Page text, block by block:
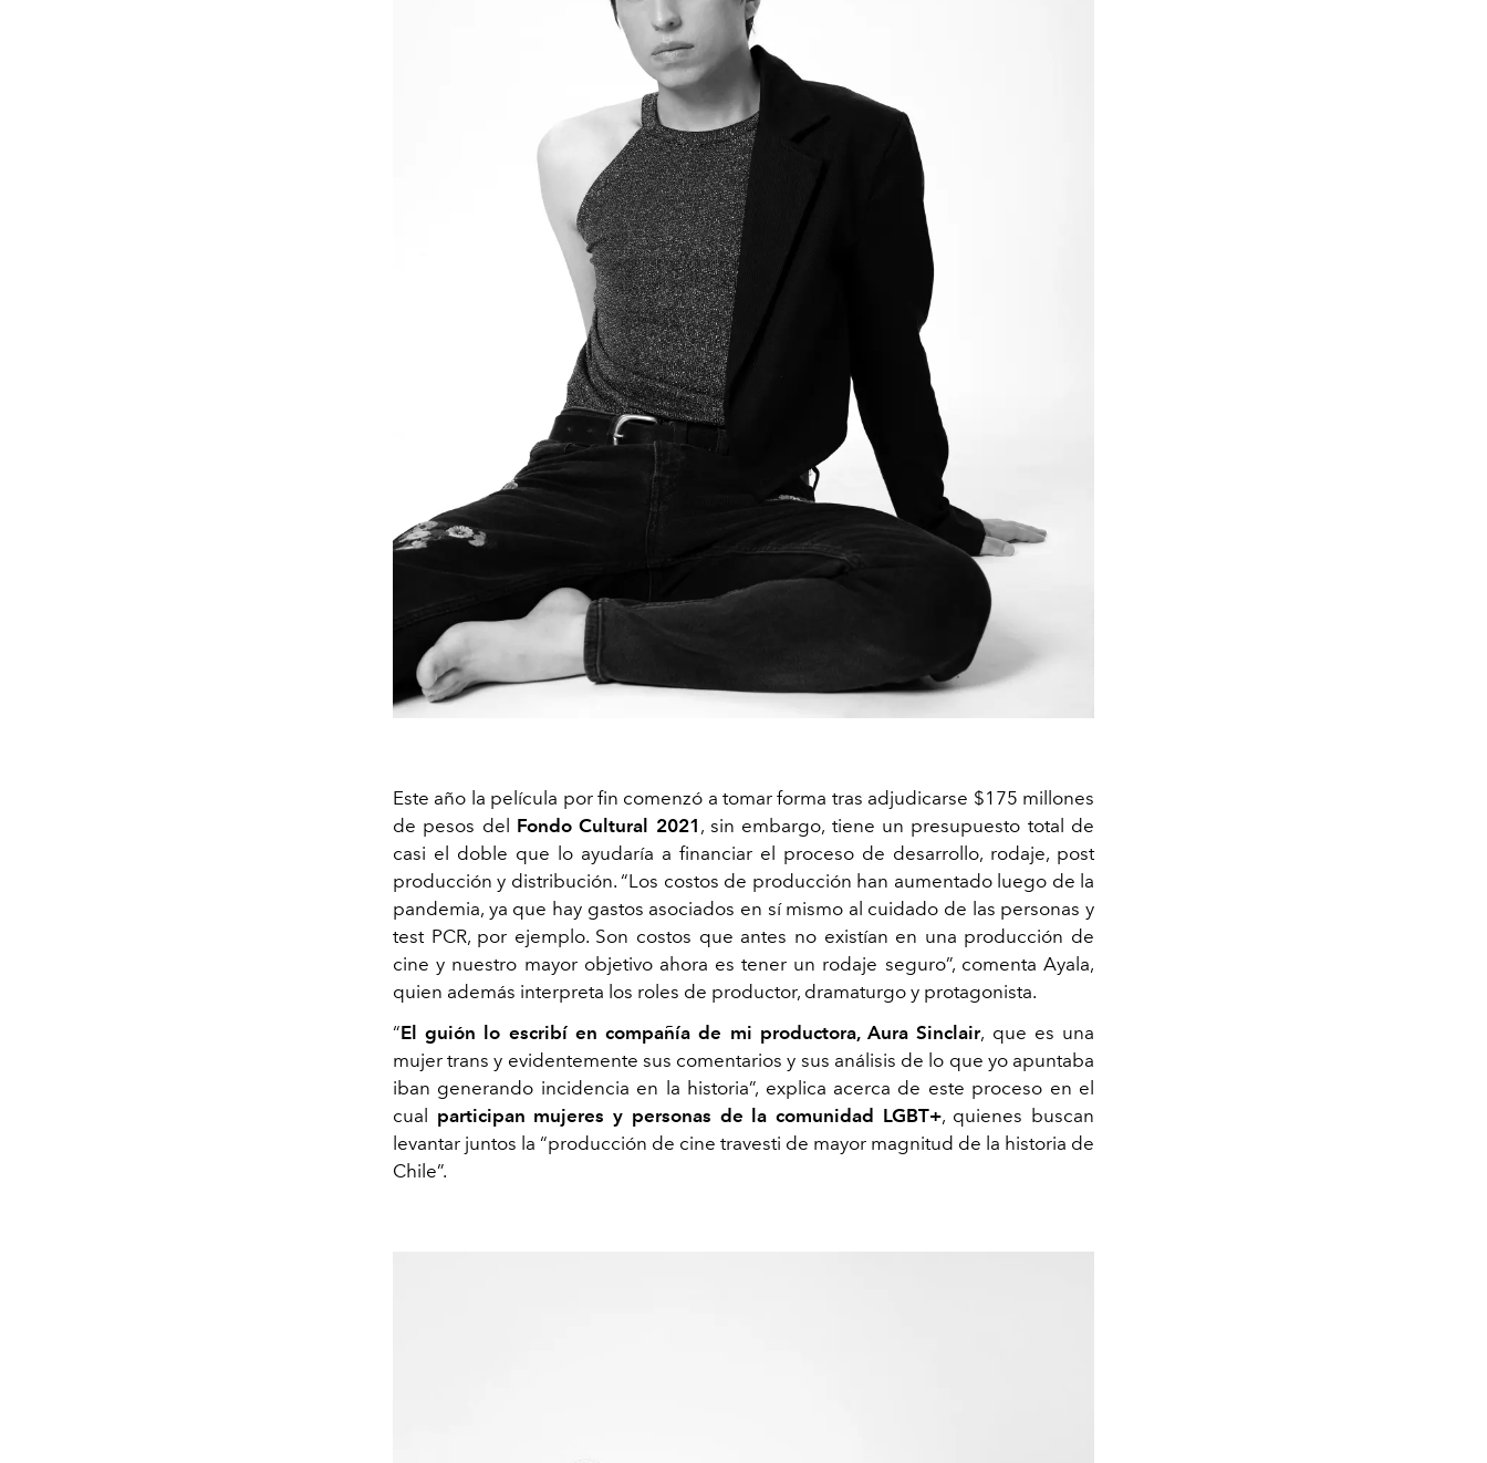
Este año la película por fin comenzó a tomar forma tras adjudicarse $175 millones
de pesos del Fondo Cultural 2021 , sin embargo, tiene un presupuesto total de
casi el doble que lo ayudaría a financiar el proceso de desarrollo, rodaje, post
producción y distribución. “Los costos de producción han aumentado luego de la
pandemia, ya que hay gastos asociados en sí mismo al cuidado de las personas y
test PCR, por ejemplo. Son costos que antes no existían en una producción de
cine y nuestro mayor objetivo ahora es tener un rodaje seguro”, comenta Ayala,
quien además interpreta los roles de productor, dramaturgo y protagonista.
“El guión lo escribí en compañía de mi productora, Aura Sinclair, que es una
mujer trans y evidentemente sus comentarios y sus análisis de lo que yo apuntaba
iban generando incidencia en la historia”, explica acerca de este proceso en el
cual participan mujeres y personas de la comunidad LGBT+, quienes buscan
levantar juntos la “producción de cine travesti de mayor magnitud de la historia de
Chile”.